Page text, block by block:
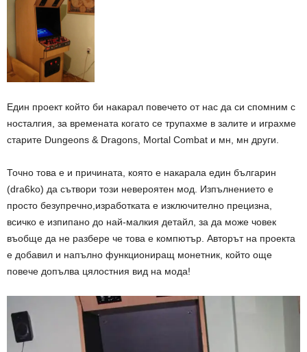
Един проект който би накарал повечето от нас да си спомним с
носталгия, за времената когато се трупахме в залите и играхме
старите Dungeons & Dragons, Mortal Combat и мн, мн други.
Точно това е и причината, която е накарала един българин
(dra6ko) да сътвори този невероятен мод. Изпълнението е
просто безупречно,изработката е изключително прецизна,
всичко е изпипано до най-малкия детайл, за да може човек
въобще да не разбере че това е компютър. Авторът на проекта
е добавил и напълно функциониращ монетник, който още
повече допълва цялостния вид на мода!